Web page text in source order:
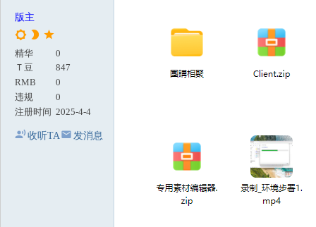
版主
精华
0
Ｔ豆
847
RMB
0
违规
0
注册时间 2025-4-4
收听TA 发消息